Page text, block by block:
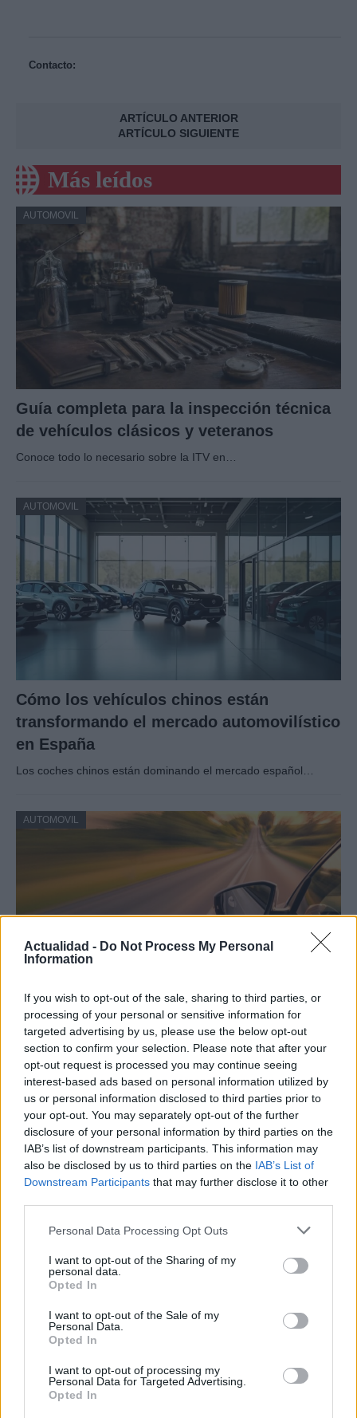
Actualidad - Do Not Process My Personal
Information
If you wish to opt-out of the sale, sharing to third parties, or
processing of your personal or sensitive information for
targeted advertising by us, please use the below opt-out
section to confirm your selection. Please note that after your
opt-out request is processed you may continue seeing
interest-based ads based on personal information utilized by
us or personal information disclosed to third parties prior to
your opt-out. You may separately opt-out of the further
disclosure of your personal information by third parties on the
IAB’s list of downstream participants. This information may
also be disclosed by us to third parties on the IAB’s List of
Downstream Participants that may further disclose it to other
Please note that this website/app uses one or more Google
not limited to your visit or usage behaviour. You may click to
grant or deny consent to Google and its third-party tags to
use your data for below specified purposes in below Google
consent section.
Personal Data Processing Opt Outs
I want to opt-out of the Sharing of my
personal data.
Opted In
I want to opt-out of the Sale of my
Personal Data.
Opted In
I want to opt-out of processing my
Personal Data for Targeted Advertising.
Opted In
Contacto:
ARTÍCULO ANTERIOR
ARTÍCULO SIGUIENTE
Más leídos
AUTOMOVIL
Guía completa para la inspección técnica
de vehículos clásicos y veteranos
Conoce todo lo necesario sobre la ITV en…
AUTOMOVIL
Cómo los vehículos chinos están
transformando el mercado automovilístico
en España
Los coches chinos están dominando el mercado español…
AUTOMOVIL
Compra tu coche de segunda mano en
Heycar
¿Estás pensando en renovar tu coche? Apostar por…
AUTOMOVIL
Con el objetivo de determinar cuáles son…
AUTOMOVIL